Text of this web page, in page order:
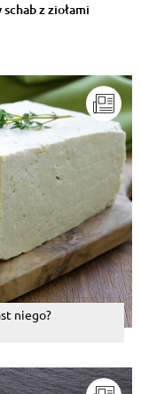
z ziołami
niego?